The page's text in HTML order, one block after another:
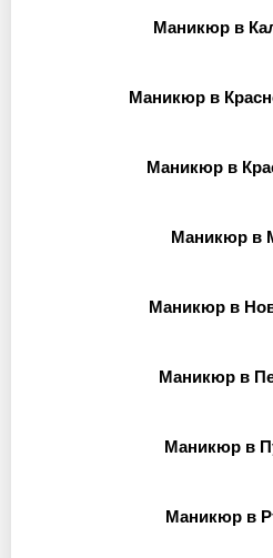
Маникюр в
Маникюр в
Маникюр в
Маникюр в
Маникюр в
Маникюр в
Маникюр в
Маникюр в